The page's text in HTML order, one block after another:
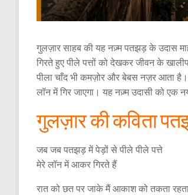
गुलज़ार साहब की यह नज़्म पतझड़ के उदास
गिरते हुए पीले पत्तों को देखकर जीवन के
पीला चाँद भी कमज़ोर और बेबस नज़र आता
लॉन में गिर जाएगा। यह नज़्म उदासी को एक
गुलज़ार की कविता
जब जब पतझड़ में पेड़ों से पीले पीले पत्ते
मेरे लॉन में आकर गिरते हैं
रात को छत पर जाके मैं आकाश को तकता